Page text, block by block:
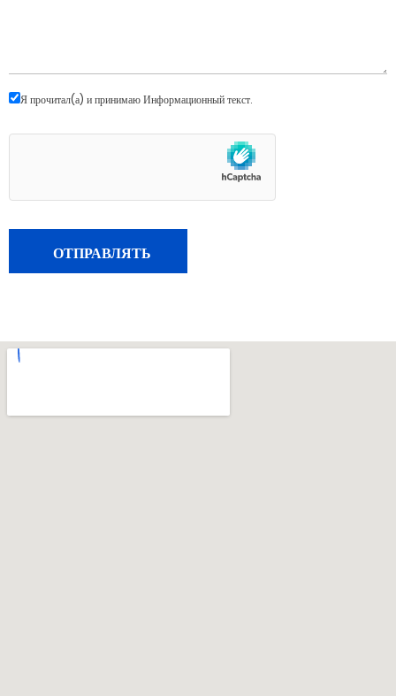
Я прочитал(а) и принимаюИнформационный текст.